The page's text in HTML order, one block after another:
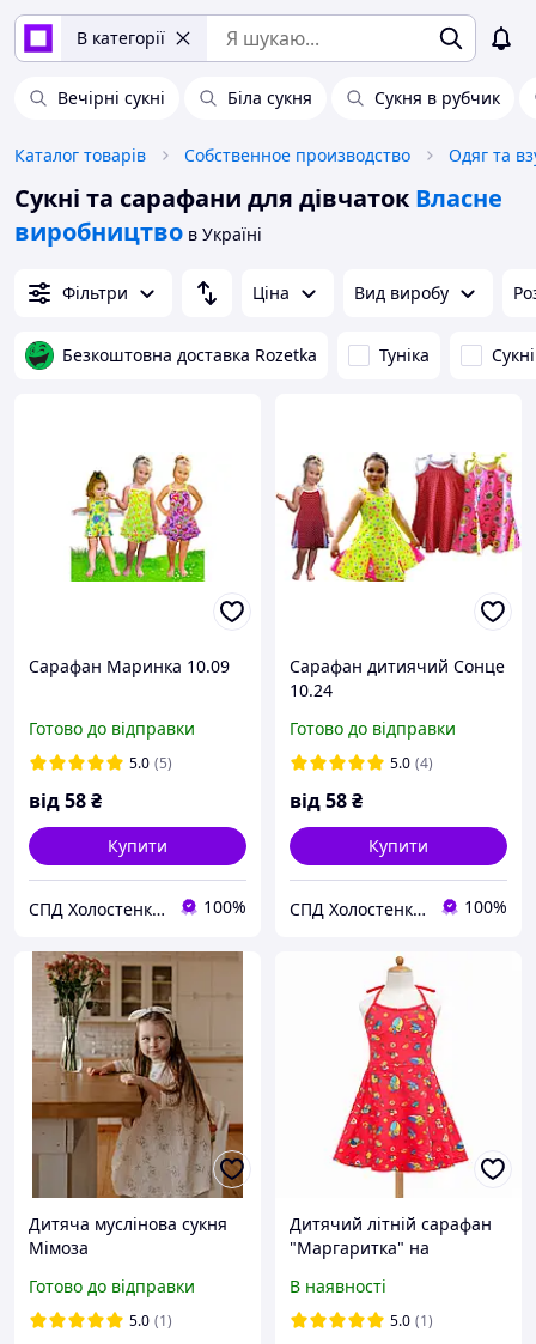
В категорії
Вечірні сукні Біла сукня Сукня в рубчик
Каталог товарів Собственное производство Одяг та
Сукні та сарафани для дівчаток Власне
виробництво в Україні
Фільтри Ціна Вид виробу
Безкоштовна доставка Rozetka Туніка Сукні
Сарафан Маринка 10.09
Готово до відправки
5.0 (5)
від58₴
Купити
СПД Холостенко С.Ф. 100%
Сарафан дитиячий Сонце
10.24
Готово до відправки
5.0 (4)
від58₴
Купити
СПД Холостенко С.Ф. 100%
Дитяча муслінова сукня
Мімоза
Готово до відправки
5.0 (1)
Дитячий літній сарафан
"Маргаритка" на
принтом розмір 28 зріст
98-104 на 2-3 роки
В наявності
5.0 (1)